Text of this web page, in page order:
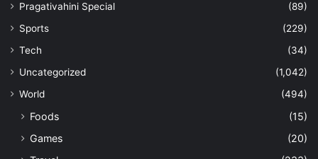
Pragativahini Special
(89)
Sports
(229)
Tech
(34)
Uncategorized
(1,042)
World
(494)
Foods
(15)
Games
(20)